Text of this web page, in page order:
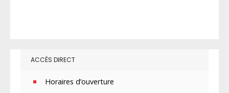
ACCÈS DIRECT
Horaires d’ouverture